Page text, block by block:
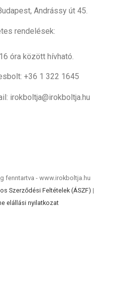
Andrássy út 45.
rendelések:
óra között hívható.
+36 1 322 1645
irokboltja@irokboltja.hu
fenntartva - www.irokboltja.hu
Szerződési Feltételek (ÁSZF) |
elállási nyilatkozat